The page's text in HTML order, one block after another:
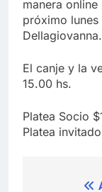
manera
próximo lunes
Dellagiovanna.
El canje y la
15.00 hs.
Platea Socio
Platea